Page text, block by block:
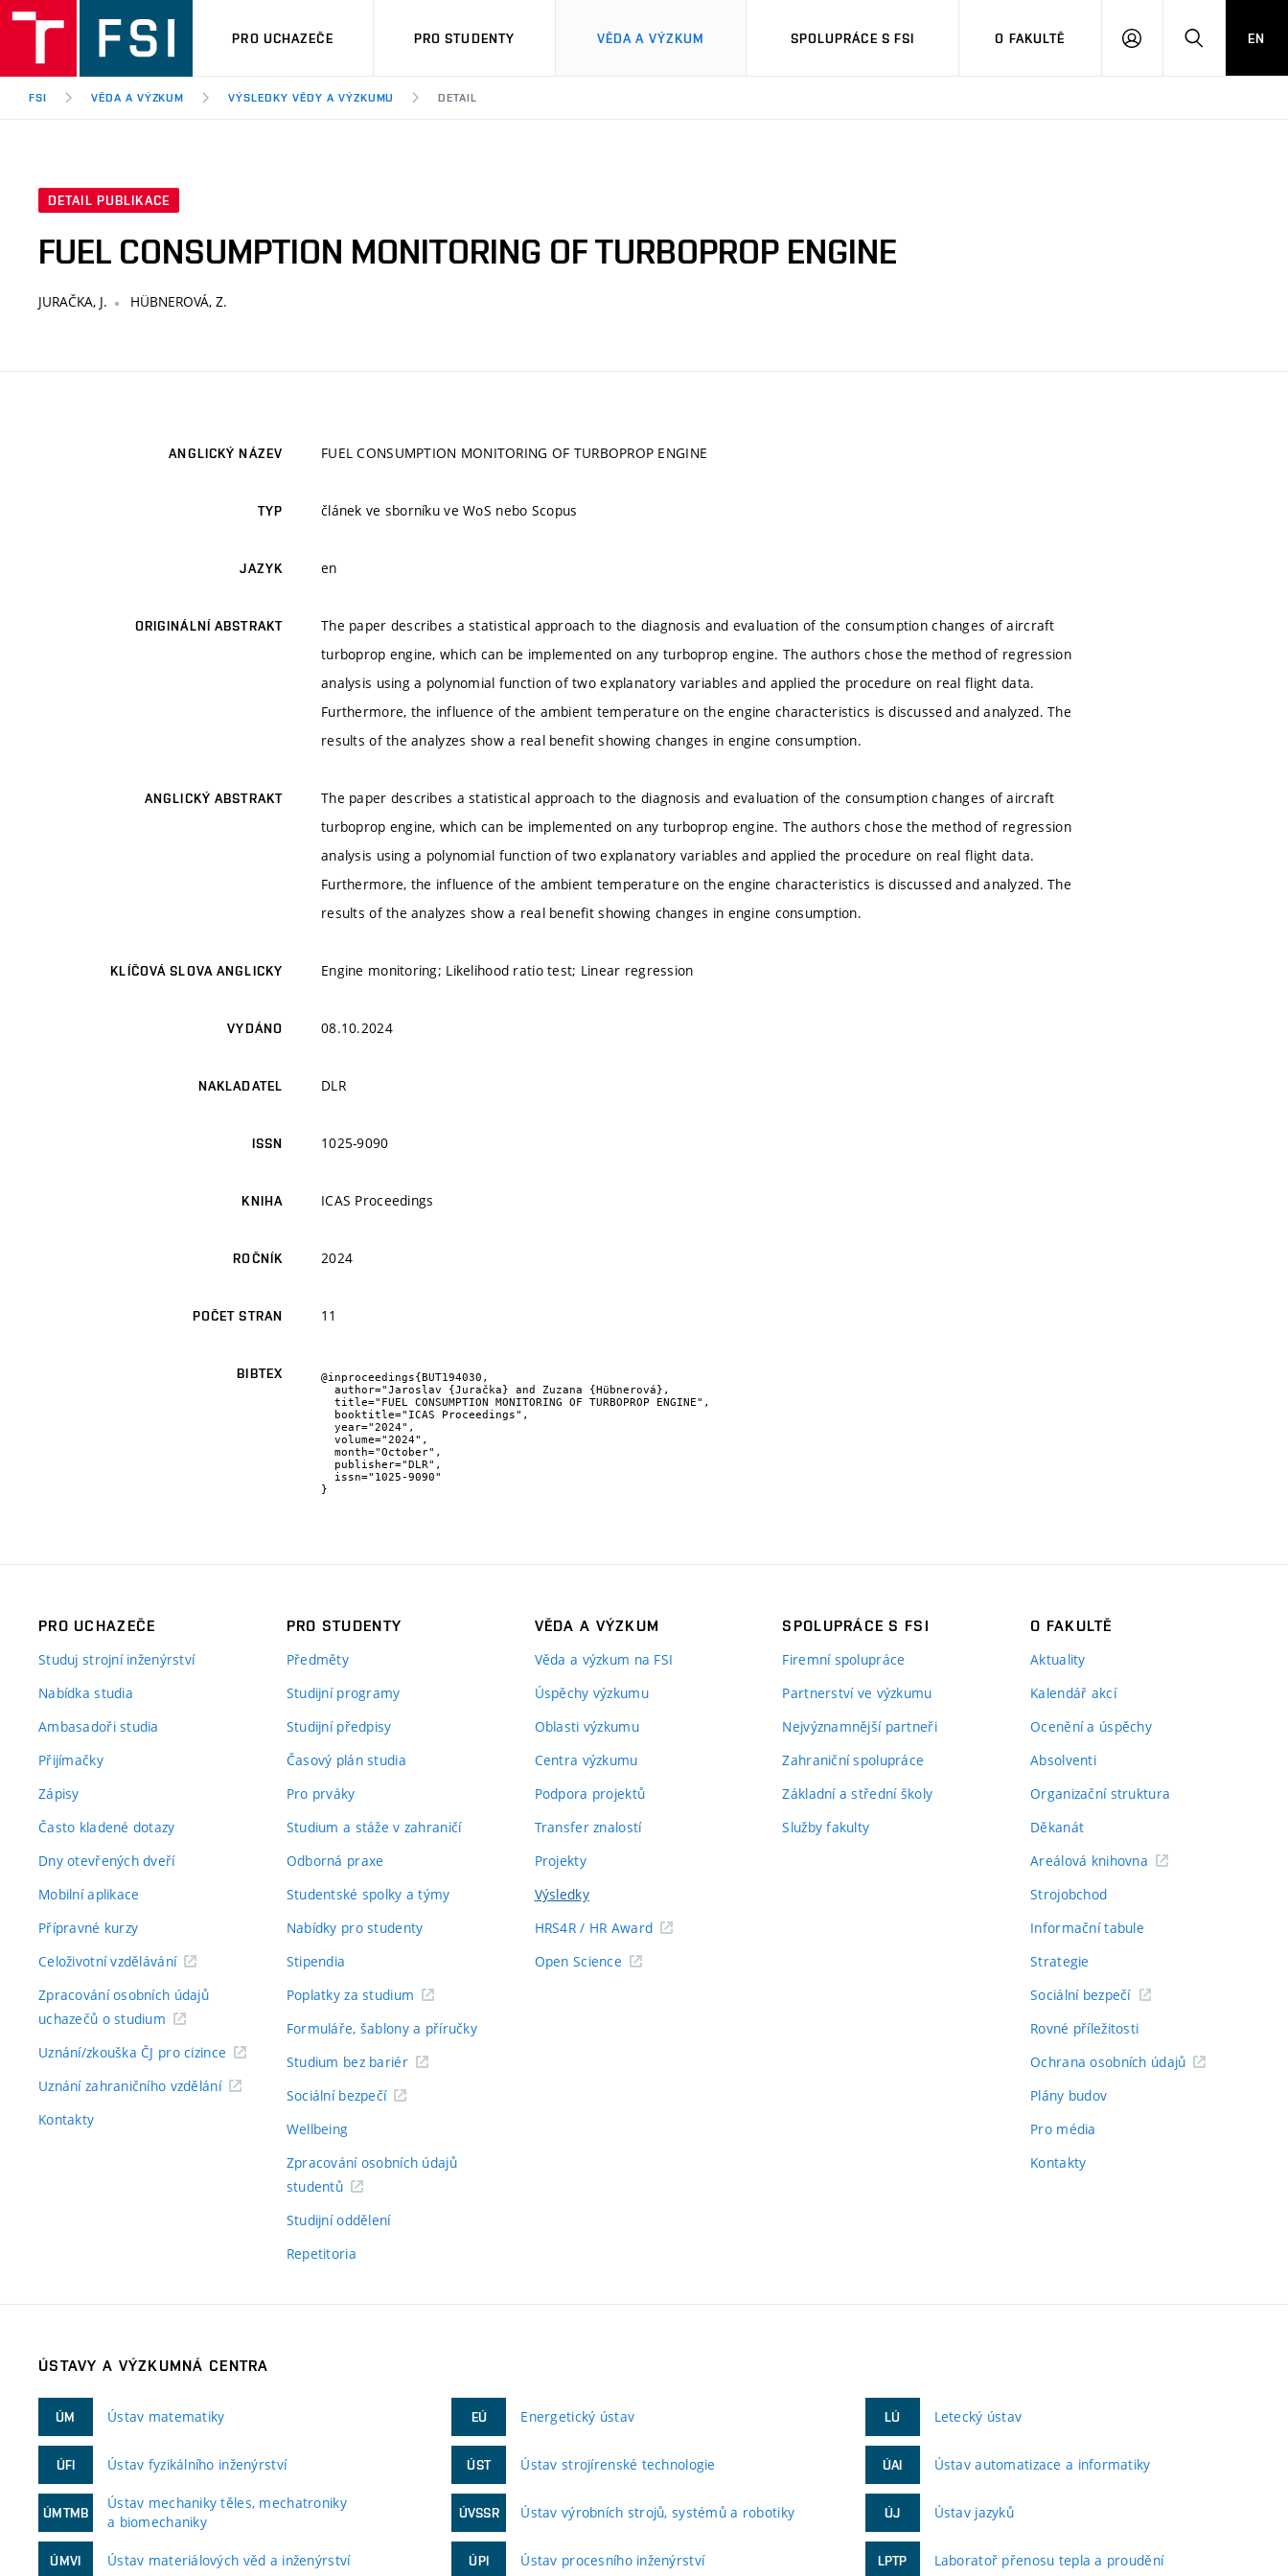
PRO UCHAZEČE PRO STUDENTY VĚDA A VÝZKUM SPOLUPRÁCE S FSI O FAKULTĚ
PŘIHLÁŠENÍHLEDAT
EN
FSI VĚDA A VÝZKUM VÝSLEDKY VĚDY A VÝZKUMU DETAIL
DETAIL PUBLIKACE
FUEL CONSUMPTION MONITORING OF TURBOPROP ENGINE
JURAČKA, J. HÜBNEROVÁ, Z.
ANGLICKÝ NÁZEV FUEL CONSUMPTION MONITORING OF TURBOPROP ENGINE
TYP článek ve sborníku ve WoS nebo Scopus
JAZYK en
ORIGINÁLNÍ ABSTRAKT
The paper describes a statistical approach to the diagnosis and evaluation of the consumption changes of aircraft
turboprop engine, which can be implemented on any turboprop engine. The authors chose the method of regression
analysis using a polynomial function of two explanatory variables and applied the procedure on real flight data.
Furthermore, the influence of the ambient temperature on the engine characteristics is discussed and analyzed. The
results of the analyzes show a real benefit showing changes in engine consumption.
ANGLICKÝ ABSTRAKT
The paper describes a statistical approach to the diagnosis and evaluation of the consumption changes of aircraft
turboprop engine, which can be implemented on any turboprop engine. The authors chose the method of regression
analysis using a polynomial function of two explanatory variables and applied the procedure on real flight data.
Furthermore, the influence of the ambient temperature on the engine characteristics is discussed and analyzed. The
results of the analyzes show a real benefit showing changes in engine consumption.
KLÍČOVÁ SLOVA ANGLICKY Engine monitoring; Likelihood ratio test; Linear regression
VYDÁNO 08.10.2024
NAKLADATEL DLR
ISSN 1025-9090
KNIHA ICAS Proceedings
ROČNÍK 2024
POČET STRAN 11
BIBTEX
@inproceedings{BUT194030,
}
PRO UCHAZEČE
Studuj strojní inženýrství
Nabídka studia
Ambasadoři studia
Přijímačky
Zápisy
Často kladené dotazy
Dny otevřených dveří
Mobilní aplikace
Přípravné kurzy
Celoživotní vzdělávání
Zpracování osobních údajů
uchazečů o studium
Uznání/zkouška ČJ pro cizince
Uznání zahraničního vzdělání
Kontakty
PRO STUDENTY
Předměty
Studijní programy
Studijní předpisy
Časový plán studia
Pro prváky
Studium a stáže v zahraničí
Odborná praxe
Studentské spolky a týmy
Nabídky pro studenty
Stipendia
Poplatky za studium
Formuláře, šablony a příručky
Studium bez bariér
Sociální bezpečí
Wellbeing
Zpracování osobních údajů
studentů
Studijní oddělení
Repetitoria
VĚDA A VÝZKUM
Věda a výzkum na FSI
Úspěchy výzkumu
Oblasti výzkumu
Centra výzkumu
Podpora projektů
Transfer znalostí
Projekty
Výsledky
HRS4R / HR Award
Open Science
SPOLUPRÁCE S FSI
Firemní spolupráce
Partnerství ve výzkumu
Nejvýznamnější partneři
Zahraniční spolupráce
Základní a střední školy
Služby fakulty
O FAKULTĚ
Aktuality
Kalendář akcí
Ocenění a úspěchy
Absolventi
Organizační struktura
Děkanát
Areálová knihovna
Strojobchod
Informační tabule
Strategie
Sociální bezpečí
Rovné příležitosti
Ochrana osobních údajů
Plány budov
Pro média
Kontakty
ÚSTAVY A VÝZKUMNÁ CENTRA
ÚM Ústav matematiky
ÚFI Ústav fyzikálního inženýrství
ÚMTMB
Ústav mechaniky těles, mechatroniky
a biomechaniky
ÚMVI Ústav materiálových věd a inženýrství
EÚ Energetický ústav
ÚST Ústav strojírenské technologie
ÚVSSR Ústav výrobních strojů, systémů a robotiky
ÚPI Ústav procesního inženýrství
LÚ Letecký ústav
ÚAI Ústav automatizace a informatiky
ÚJ Ústav jazyků
LPTP Laboratoř přenosu tepla a proudění